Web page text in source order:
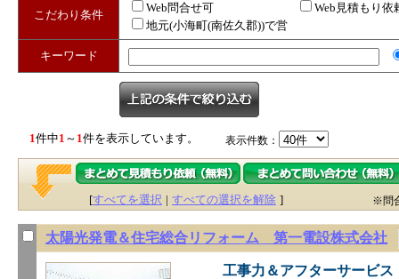
こだわり条件
Web問合せ可
Web見積もり依
地元(小海町(南佐久郡))で営
業
キーワード
1件中1 ～ 1件を表示しています。 表示件数：
[すべてを選択 | すべての選択を解除 ] ※問
太陽光発電＆住宅総合リフォーム 第一電設株式会社
工事力＆アフターサービス